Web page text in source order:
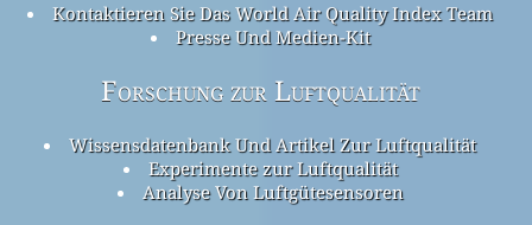
Kontaktieren Sie Das World Air Quality Index Team
Presse Und Medien-Kit
Forschung zur Luftqualität
Wissensdatenbank Und Artikel Zur Luftqualität
Experimente zur Luftqualität
Analyse Von Luftgütesensoren